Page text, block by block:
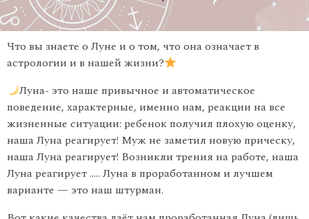
Что вы знаете о Луне и о том, что она означает в
астрологии и в нашей жизни?
Луна- это наше привычное и автоматическое
поведение, характерные, именно нам, реакции на все
жизненные ситуации: ребенок получил плохую оценку,
наша Луна реагирует! Муж не заметил новую прическу,
наша Луна реагирует! Возникли трения на работе, наша
Луна реагирует ….. Луна в проработанном и лучшем
варианте — это наш штурман.